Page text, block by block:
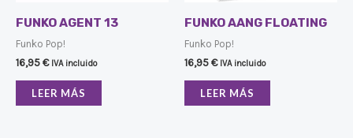
FUNKO AGENT 13
Funko Pop!
16,95€ IVA incluido
LEER MÁS
FUNKO AANG FLOATING
Funko Pop!
16,95€ IVA incluido
LEER MÁS